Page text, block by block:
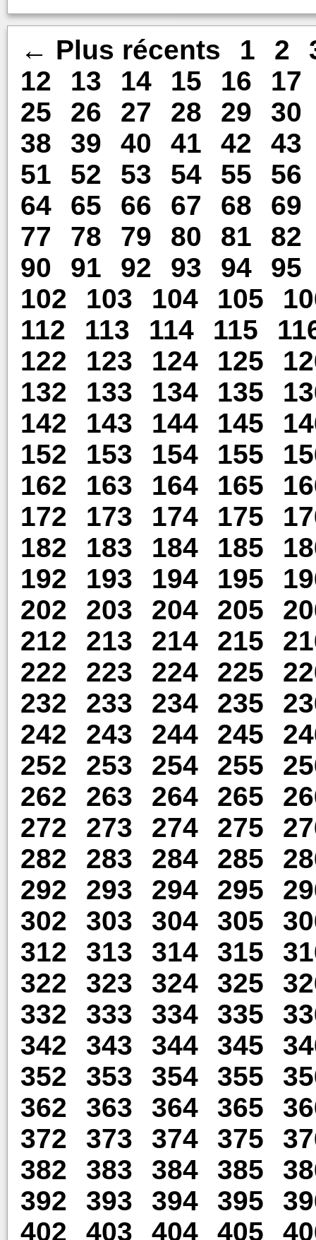
← Plus récents 1 2
12
13 14 15 16
17
25
26 27 28 29
30
38
39 40 41 42
43
51
52 53 54 55
56
64
65 66 67 68
69
77
78 79 80 81
82
90
91 92 93 94
95
102
103 104 105
112
113 114 115
122
123 124 125
132
133 134 135
142
143 144 145
152
153 154 155
162
163 164 165
172
173 174 175
182
183 184 185
192
193 194 195
202
203 204 205
212
213 214 215
222
223 224 225
232
233 234 235
242
243 244 245
252
253 254 255
262
263 264 265
272
273 274 275
282
283 284 285
292
293 294 295
302
303 304 305
312
313 314 315
322
323 324 325
332
333 334 335
342
343 344 345
352
353 354 355
362
363 364 365
372
373 374 375
382
383 384 385
392
393 394 395
402
403 404 405